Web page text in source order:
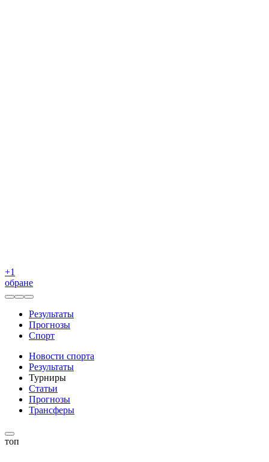
+1
обране
Результаты
Прогнозы
Спорт
Новости спорта
Результаты
Турниры
Статьи
Прогнозы
Трансферы
топ